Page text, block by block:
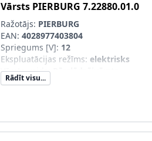
Vārsts PIERBURG 7.22880.01.0
Ražotājs: PIERBURG
EAN: 4028977403804
Spriegums [V]: 12
Ekspluatācijas režīms: elektrisks
Vārsta veids:
Rādīt visu...